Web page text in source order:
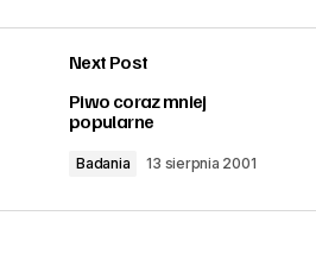
Next Post
Piwo coraz mniej
popularne
Badania 13 sierpnia 2001